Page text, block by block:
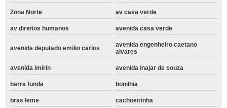
Zona Norte av casa verde
av direitos humanos avenida casa verde
avenida deputado emilio carlos
avenida engenheiro caetano
alvares
avenida imirin avenida inajar de souza
barra funda bonilhia
bras leme cachoeirinha